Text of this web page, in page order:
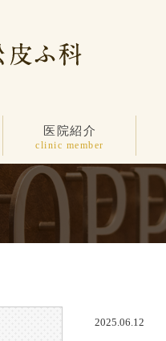
医院紹介
clinic member
2025.06.12